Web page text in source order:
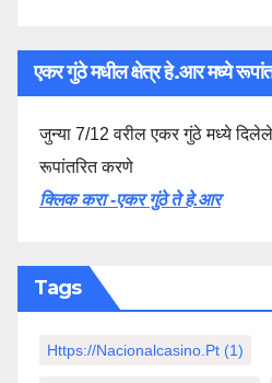
एकर गुंठे मधील क्षेत्र हे.आर मध्ये
जुन्या 7/12 वरील एकर गुंठे मध्ये
रूपांतरित करणे
क्लिक करा -एकर गुंठे ते हे.आर
Tags
Https://nacionalcasino.pt (1)